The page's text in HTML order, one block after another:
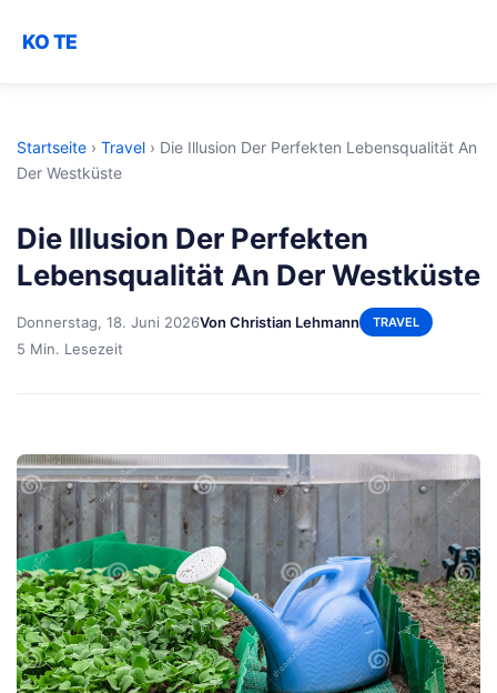
KO TE
Startseite › Travel › Die Illusion Der Perfekten Lebensqualität An
Der Westküste
Die Illusion Der Perfekten
Lebensqualität An Der Westküste
Donnerstag, 18. Juni 2026Von Christian Lehmann TRAVEL
5 Min. Lesezeit